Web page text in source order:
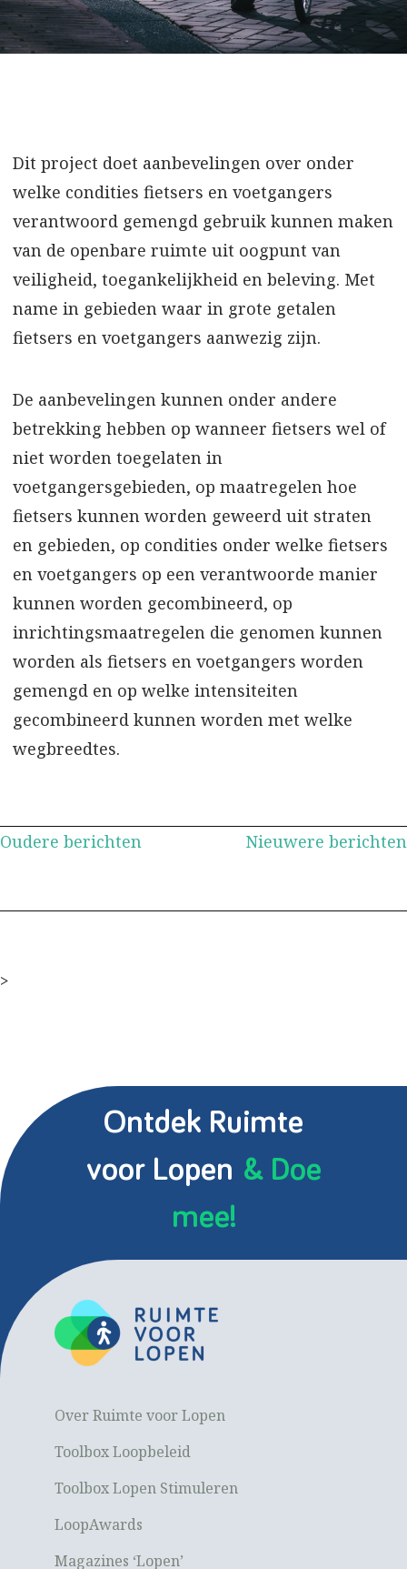
Dit project doet aanbevelingen over onder
welke condities fietsers en voetgangers
verantwoord gemengd gebruik kunnen maken
van de openbare ruimte uit oogpunt van
veiligheid, toegankelijkheid en beleving. Met
name in gebieden waar in grote getalen
fietsers en voetgangers aanwezig zijn.
De aanbevelingen kunnen onder andere
betrekking hebben op wanneer fietsers wel of
niet worden toegelaten in
voetgangersgebieden, op maatregelen hoe
fietsers kunnen worden geweerd uit straten
en gebieden, op condities onder welke fietsers
en voetgangers op een verantwoorde manier
kunnen worden gecombineerd, op
inrichtingsmaatregelen die genomen kunnen
worden als fietsers en voetgangers worden
gemengd en op welke intensiteiten
gecombineerd kunnen worden met welke
wegbreedtes.
Berichtennavigatie
Oudere berichten Nieuwere berichten
>
Ontdek Ruimte
voor Lopen & Doe
mee!
Over Ruimte voor Lopen
Toolbox Loopbeleid
Toolbox Lopen Stimuleren
LoopAwards
Magazines ‘Lopen’